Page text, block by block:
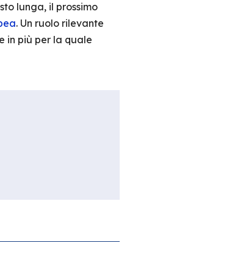
lunga, il prossimo
. Un ruolo rilevante
in più per la quale